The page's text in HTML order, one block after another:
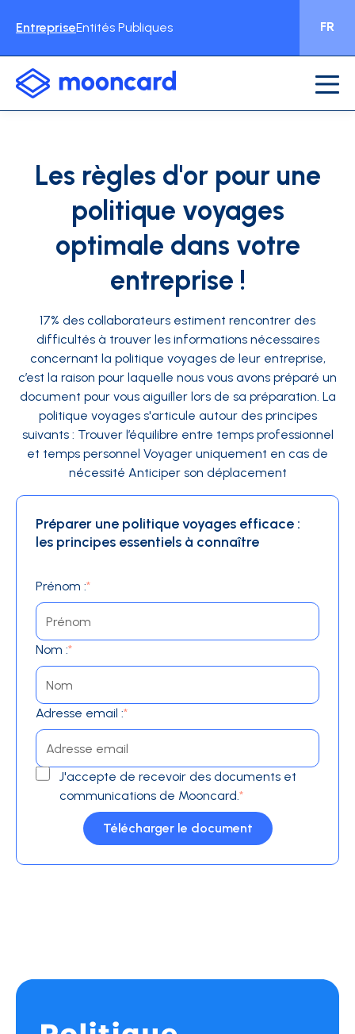
EntrepriseEntités Publiques FR
Les règles d'or pour une
politique voyages
optimale dans votre
entreprise !
17% des collaborateurs estiment rencontrer des
difficultés à trouver les informations nécessaires
concernant la politique voyages de leur entreprise,
c’est la raison pour laquelle nous vous avons préparé un
document pour vous aiguiller lors de sa préparation. La
politique voyages s'articule autour des principes
suivants : Trouver l’équilibre entre temps professionnel
et temps personnel Voyager uniquement en cas de
nécessité Anticiper son déplacement
Préparer une politique voyages efficace :
les principes essentiels à connaître
Prénom :*
Nom :*
Adresse email :*
J'accepte de recevoir des documents et
communications de Mooncard.*
Télécharger le document